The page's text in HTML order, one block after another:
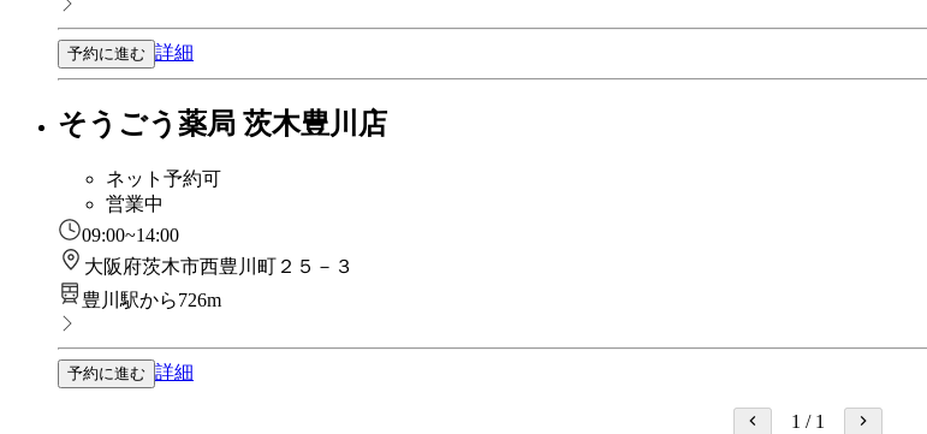
予約に進む 詳細
そうごう薬局 茨木豊川店
ネット予約可
営業中
09:00~14:00
大阪府茨木市西豊川町２５－３
豊川駅から726m
予約に進む 詳細
1 / 1